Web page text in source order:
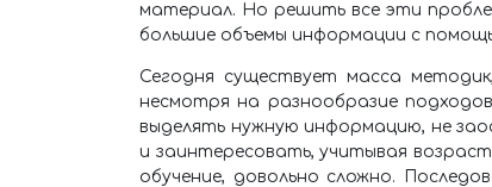
материал. Но решить все эти
большие объемы информации с
Сегодня существует масса
несмотря на разнообразие
выделять нужную информацию, не
и заинтересовать, учитывая
обучение, довольно сложно.